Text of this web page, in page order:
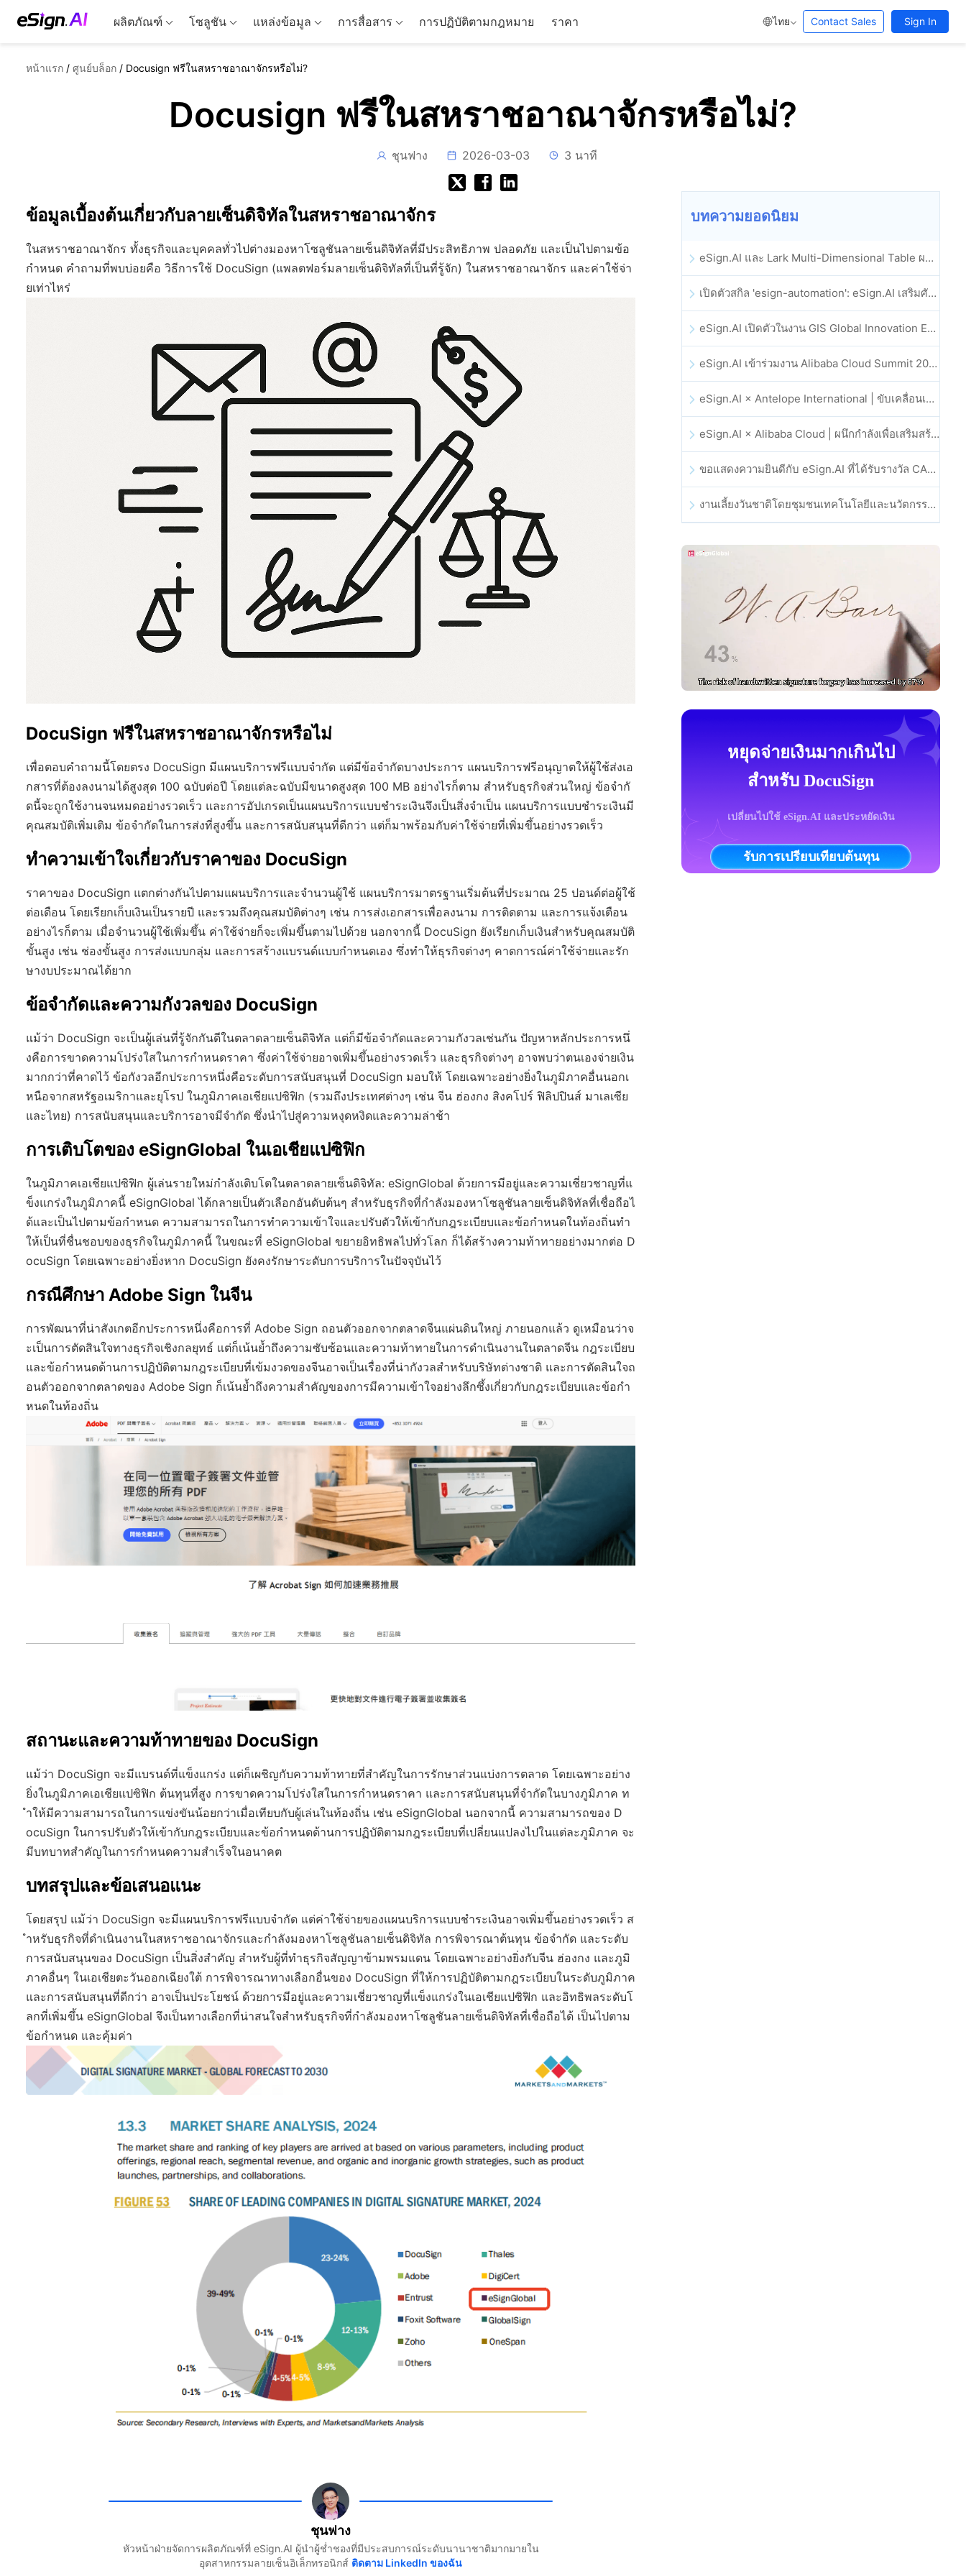
ผลิตภัณฑ์ โซลูชัน แหล่งข้อมูล การสื่อสาร การปฏิบัติตามกฎหมาย ราคา ไทย Contact Sales Sign In
หน้าแรก / ศูนย์บล็อก / Docusign ฟรีในสหราชอาณาจักรหรือไม่?
Docusign ฟรีในสหราชอาณาจักรหรือไม่?
ชุนฟาง 2026-03-03 3 นาที
ข้อมูลเบื้องต้นเกี่ยวกับลายเซ็นดิจิทัลในสหราชอาณาจักร
ในสหราชอาณาจักร ทั้งธุรกิจและบุคคลทั่วไปต่างมองหาโซลูชันลายเซ็นดิจิทัลที่มีประสิทธิภาพ ปลอดภัย และเป็นไปตามข้อ
กำหนด คำถามที่พบบ่อยคือ วิธีการใช้ DocuSign (แพลตฟอร์มลายเซ็นดิจิทัลที่เป็นที่รู้จัก) ในสหราชอาณาจักร และค่าใช้จ่า
ยเท่าไหร่
DocuSign ฟรีในสหราชอาณาจักรหรือไม่
เพื่อตอบคำถามนี้โดยตรง DocuSign มีแผนบริการฟรีแบบจำกัด แต่มีข้อจำกัดบางประการ แผนบริการฟรีอนุญาตให้ผู้ใช้ส่งเอ
กสารที่ต้องลงนามได้สูงสุด 100 ฉบับต่อปี โดยแต่ละฉบับมีขนาดสูงสุด 100 MB อย่างไรก็ตาม สำหรับธุรกิจส่วนใหญ่ ข้อจำกั
ดนี้จะถูกใช้งานจนหมดอย่างรวดเร็ว และการอัปเกรดเป็นแผนบริการแบบชำระเงินจึงเป็นสิ่งจำเป็น แผนบริการแบบชำระเงินมี
คุณสมบัติเพิ่มเติม ข้อจำกัดในการส่งที่สูงขึ้น และการสนับสนุนที่ดีกว่า แต่ก็มาพร้อมกับค่าใช้จ่ายที่เพิ่มขึ้นอย่างรวดเร็ว
ทำความเข้าใจเกี่ยวกับราคาของ DocuSign
ราคาของ DocuSign แตกต่างกันไปตามแผนบริการและจำนวนผู้ใช้ แผนบริการมาตรฐานเริ่มต้นที่ประมาณ 25 ปอนด์ต่อผู้ใช้
ต่อเดือน โดยเรียกเก็บเงินเป็นรายปี และรวมถึงคุณสมบัติต่างๆ เช่น การส่งเอกสารเพื่อลงนาม การติดตาม และการแจ้งเตือน
อย่างไรก็ตาม เมื่อจำนวนผู้ใช้เพิ่มขึ้น ค่าใช้จ่ายก็จะเพิ่มขึ้นตามไปด้วย นอกจากนี้ DocuSign ยังเรียกเก็บเงินสำหรับคุณสมบัติ
ขั้นสูง เช่น ช่องขั้นสูง การส่งแบบกลุ่ม และการสร้างแบรนด์แบบกำหนดเอง ซึ่งทำให้ธุรกิจต่างๆ คาดการณ์ค่าใช้จ่ายและรัก
ษางบประมาณได้ยาก
ข้อจำกัดและความกังวลของ DocuSign
แม้ว่า DocuSign จะเป็นผู้เล่นที่รู้จักกันดีในตลาดลายเซ็นดิจิทัล แต่ก็มีข้อจำกัดและความกังวลเช่นกัน ปัญหาหลักประการหนึ่
งคือการขาดความโปร่งใสในการกำหนดราคา ซึ่งค่าใช้จ่ายอาจเพิ่มขึ้นอย่างรวดเร็ว และธุรกิจต่างๆ อาจพบว่าตนเองจ่ายเงิน
มากกว่าที่คาดไว้ ข้อกังวลอีกประการหนึ่งคือระดับการสนับสนุนที่ DocuSign มอบให้ โดยเฉพาะอย่างยิ่งในภูมิภาคอื่นนอกเ
หนือจากสหรัฐอเมริกาและยุโรป ในภูมิภาคเอเชียแปซิฟิก (รวมถึงประเทศต่างๆ เช่น จีน ฮ่องกง สิงคโปร์ ฟิลิปปินส์ มาเลเซีย
และไทย) การสนับสนุนและบริการอาจมีจำกัด ซึ่งนำไปสู่ความหงุดหงิดและความล่าช้า
การเติบโตของ eSignGlobal ในเอเชียแปซิฟิก
ในภูมิภาคเอเชียแปซิฟิก ผู้เล่นรายใหม่กำลังเติบโตในตลาดลายเซ็นดิจิทัล: eSignGlobal ด้วยการมีอยู่และความเชี่ยวชาญที่แ
ข็งแกร่งในภูมิภาคนี้ eSignGlobal ได้กลายเป็นตัวเลือกอันดับต้นๆ สำหรับธุรกิจที่กำลังมองหาโซลูชันลายเซ็นดิจิทัลที่เชื่อถือไ
ด้และเป็นไปตามข้อกำหนด ความสามารถในการทำความเข้าใจและปรับตัวให้เข้ากับกฎระเบียบและข้อกำหนดในท้องถิ่นทำ
ให้เป็นที่ชื่นชอบของธุรกิจในภูมิภาคนี้ ในขณะที่ eSignGlobal ขยายอิทธิพลไปทั่วโลก ก็ได้สร้างความท้าทายอย่างมากต่อ D
ocuSign โดยเฉพาะอย่างยิ่งหาก DocuSign ยังคงรักษาระดับการบริการในปัจจุบันไว้
กรณีศึกษา Adobe Sign ในจีน
การพัฒนาที่น่าสังเกตอีกประการหนึ่งคือการที่ Adobe Sign ถอนตัวออกจากตลาดจีนแผ่นดินใหญ่ ภายนอกแล้ว ดูเหมือนว่าจ
ะเป็นการตัดสินใจทางธุรกิจเชิงกลยุทธ์ แต่ก็เน้นย้ำถึงความซับซ้อนและความท้าทายในการดำเนินงานในตลาดจีน กฎระเบียบ
และข้อกำหนดด้านการปฏิบัติตามกฎระเบียบที่เข้มงวดของจีนอาจเป็นเรื่องที่น่ากังวลสำหรับบริษัทต่างชาติ และการตัดสินใจถ
อนตัวออกจากตลาดของ Adobe Sign ก็เน้นย้ำถึงความสำคัญของการมีความเข้าใจอย่างลึกซึ้งเกี่ยวกับกฎระเบียบและข้อกำ
หนดในท้องถิ่น
สถานะและความท้าทายของ DocuSign
แม้ว่า DocuSign จะมีแบรนด์ที่แข็งแกร่ง แต่ก็เผชิญกับความท้าทายที่สำคัญในการรักษาส่วนแบ่งการตลาด โดยเฉพาะอย่าง
ยิ่งในภูมิภาคเอเชียแปซิฟิก ต้นทุนที่สูง การขาดความโปร่งใสในการกำหนดราคา และการสนับสนุนที่จำกัดในบางภูมิภาค ท
ำให้มีความสามารถในการแข่งขันน้อยกว่าเมื่อเทียบกับผู้เล่นในท้องถิ่น เช่น eSignGlobal นอกจากนี้ ความสามารถของ D
ocuSign ในการปรับตัวให้เข้ากับกฎระเบียบและข้อกำหนดด้านการปฏิบัติตามกฎระเบียบที่เปลี่ยนแปลงไปในแต่ละภูมิภาค จะ
มีบทบาทสำคัญในการกำหนดความสำเร็จในอนาคต
บทสรุปและข้อเสนอแนะ
โดยสรุป แม้ว่า DocuSign จะมีแผนบริการฟรีแบบจำกัด แต่ค่าใช้จ่ายของแผนบริการแบบชำระเงินอาจเพิ่มขึ้นอย่างรวดเร็ว ส
ำหรับธุรกิจที่ดำเนินงานในสหราชอาณาจักรและกำลังมองหาโซลูชันลายเซ็นดิจิทัล การพิจารณาต้นทุน ข้อจำกัด และระดับ
การสนับสนุนของ DocuSign เป็นสิ่งสำคัญ สำหรับผู้ที่ทำธุรกิจสัญญาข้ามพรมแดน โดยเฉพาะอย่างยิ่งกับจีน ฮ่องกง และภูมิ
ภาคอื่นๆ ในเอเชียตะวันออกเฉียงใต้ การพิจารณาทางเลือกอื่นของ DocuSign ที่ให้การปฏิบัติตามกฎระเบียบในระดับภูมิภาค
และการสนับสนุนที่ดีกว่า อาจเป็นประโยชน์ ด้วยการมีอยู่และความเชี่ยวชาญที่แข็งแกร่งในเอเชียแปซิฟิก และอิทธิพลระดับโ
ลกที่เพิ่มขึ้น eSignGlobal จึงเป็นทางเลือกที่น่าสนใจสำหรับธุรกิจที่กำลังมองหาโซลูชันลายเซ็นดิจิทัลที่เชื่อถือได้ เป็นไปตาม
ข้อกำหนด และคุ้มค่า
ชุนฟาง
หัวหน้าฝ่ายจัดการผลิตภัณฑ์ที่ eSign.AI ผู้นำผู้ช่ำชองที่มีประสบการณ์ระดับนานาชาติมากมายใน
อุตสาหกรรมลายเซ็นอิเล็กทรอนิกส์ ติดตาม LinkedIn ของฉัน
บทความยอดนิยม
eSign.AI และ Lark Multi-Dimensional Table ผสานรวมกันอย่างเป็นทางการ: การลงนามและการเก็บถาวรสัญญาอิเล็กทรอนิกส์แบบอัตโนมัติเต็มรูปแบบ
เปิดตัวสกิล 'esign-automation': eSign.AI เสริมศักยภาพให้ OpenClaw ด้วยลายเซ็นอิเล็กทรอนิกส์อัตโนมัติ
eSign.AI เปิดตัวในงาน GIS Global Innovation Exhibition 2025
eSign.AI เข้าร่วมงาน Alibaba Cloud Summit 2025 ที่ฮ่องกง เพื่อขับเคลื่อนนวัตกรรมคลาวด์ที่ขับเคลื่อนด้วย AI และความเชื่อมั่นทางดิจิทัล
eSign.AI × Antelope International | ขับเคลื่อนเวิร์กโฟลดิจิทัลที่ปลอดภัยและขับเคลื่อนด้วย AI
eSign.AI × Alibaba Cloud | ผนึกกำลังเพื่อเสริมสร้างความเชื่อมั่นดิจิทัลระดับโลกสำหรับฟินเทค
ขอแสดงความยินดีกับ eSign.AI ที่ได้รับรางวัล CAHK STAR Award 2025
งานเลี้ยงวันชาติโดยชุมชนเทคโนโลยีและนวัตกรรมฮ่องกง
หยุดจ่ายเงินมากเกินไป
สำหรับ DocuSign
เปลี่ยนไปใช้ eSign.AI และประหยัดเงิน
รับการเปรียบเทียบต้นทุน